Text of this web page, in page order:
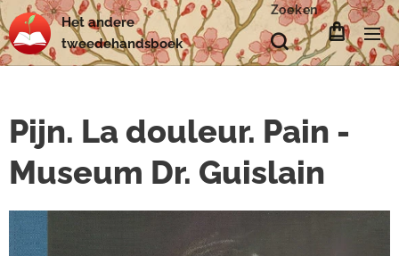
Hetandere
tweedehandsboek
Zoeken
Pijn. La douleur. Pain -
Museum Dr. Guislain